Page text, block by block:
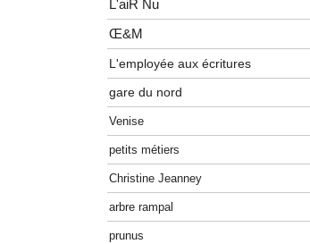
L'aiR Nu
Œ&M
L'employée aux écritures
gare du nord
Venise
petits métiers
Christine Jeanney
arbre rampal
prunus